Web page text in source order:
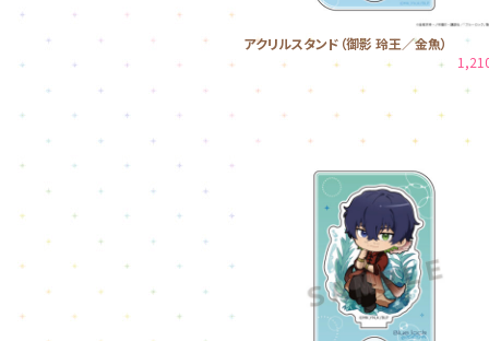
アクリルスタンド（御影 玲王／金魚）